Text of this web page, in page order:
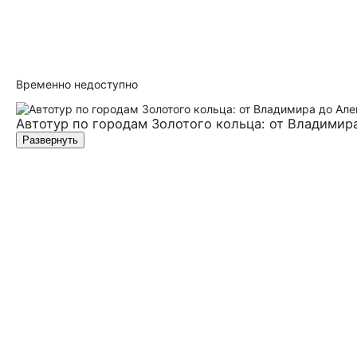
Временно недоступно
Автотур по городам Золотого кольца: от
Развернуть